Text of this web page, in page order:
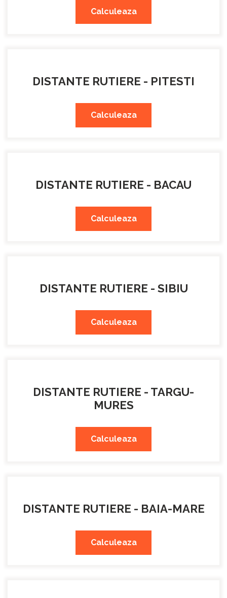
Calculeaza
DISTANTE RUTIERE - PITESTI
Calculeaza
DISTANTE RUTIERE - BACAU
Calculeaza
DISTANTE RUTIERE - SIBIU
Calculeaza
DISTANTE RUTIERE - TARGU-
MURES
Calculeaza
DISTANTE RUTIERE - BAIA-MARE
Calculeaza